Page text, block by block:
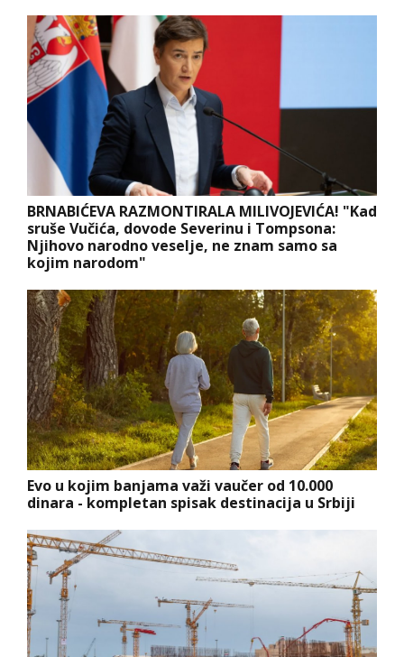
BRNABIĆEVA RAZMONTIRALA MILIVOJEVIĆA! "Kad
sruše Vučića, dovode Severinu i Tompsona:
Njihovo narodno veselje, ne znam samo sa
kojim narodom"
Evo u kojim banjama važi vaučer od 10.000
dinara - kompletan spisak destinacija u Srbiji